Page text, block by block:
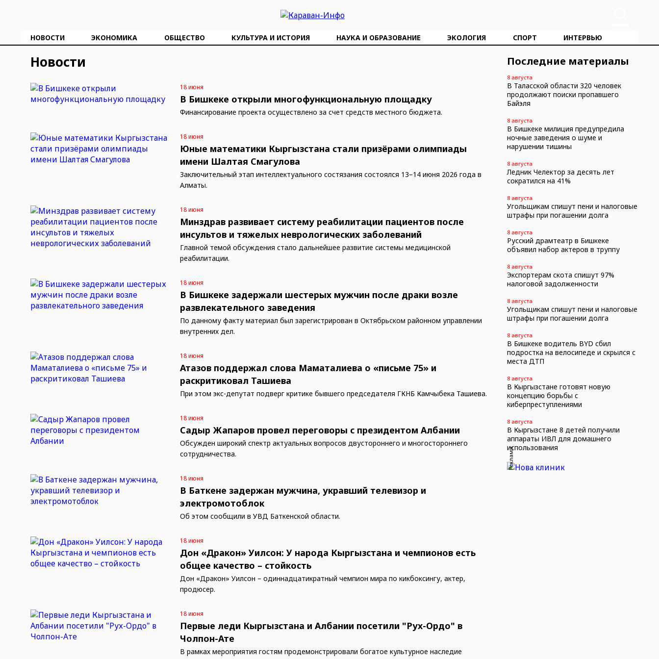
НОВОСТИ ЭКОНОМИКА ОБЩЕСТВО КУЛЬТУРА И ИСТОРИЯ НАУКА И ОБРАЗОВАНИЕ ЭКОЛОГИЯ СПОРТ ИНТЕРВЬЮ
Новости
18 июня
В Бишкеке открыли многофункциональную площадку
Финансирование проекта осуществлено за счет средств местного бюджета.
18 июня
Юные математики Кыргызстана стали призёрами олимпиады
имени Шалтая Смагулова
Заключительный этап интеллектуального состязания состоялся 13–14 июня 2026 года в
Алматы.
18 июня
Минздрав развивает систему реабилитации пациентов после
инсультов и тяжелых неврологических заболеваний
Главной темой обсуждения стало дальнейшее развитие системы медицинской
реабилитации.
18 июня
В Бишкеке задержали шестерых мужчин после драки возле
развлекательного заведения
По данному факту материал был зарегистрирован в Октябрьском районном управлении
внутренних дел.
18 июня
Атазов поддержал слова Маматалиева о «письме 75» и
раскритиковал Ташиева
При этом экс-депутат подверг критике бывшего председателя ГКНБ Камчыбека Ташиева.
18 июня
Садыр Жапаров провел переговоры с президентом Албании
Обсужден широкий спектр актуальных вопросов двустороннего и многостороннего
сотрудничества.
18 июня
В Баткене задержан мужчина, укравший телевизор и
электромотоблок
Об этом сообщили в УВД Баткенской области.
18 июня
Дон «Дракон» Уилсон: У народа Кыргызстана и чемпионов есть
общее качество – стойкость
Дон «Дракон» Уилсон – одиннадцатикратный чемпион мира по кикбоксингу, актер,
продюсер.
18 июня
Первые леди Кыргызстана и Албании посетили "Рух-Ордо" в
Чолпон-Ате
В рамках мероприятия гостям продемонстрировали богатое культурное наследие
Последние материалы
8 августа
В Таласской области 320 человек
продолжают поиски пропавшего
Байэля
8 августа
В Бишкеке милиция предупредила
ночные заведения о шуме и
нарушении тишины
8 августа
Ледник Челектор за десять лет
сократился на 41%
8 августа
Угольщикам спишут пени и налоговые
штрафы при погашении долга
8 августа
Русский драмтеатр в Бишкеке
объявил набор актеров в труппу
8 августа
Экспортерам скота спишут 97%
налоговой задолженности
8 августа
Угольщикам спишут пени и налоговые
штрафы при погашении долга
8 августа
В Бишкеке водитель BYD сбил
подростка на велосипеде и скрылся с
места ДТП
8 августа
В Кыргызстане готовят новую
концепцию борьбы с
киберпреступлениями
8 августа
В Кыргызстане 8 детей получили
аппараты ИВЛ для домашнего
использования
Реклама